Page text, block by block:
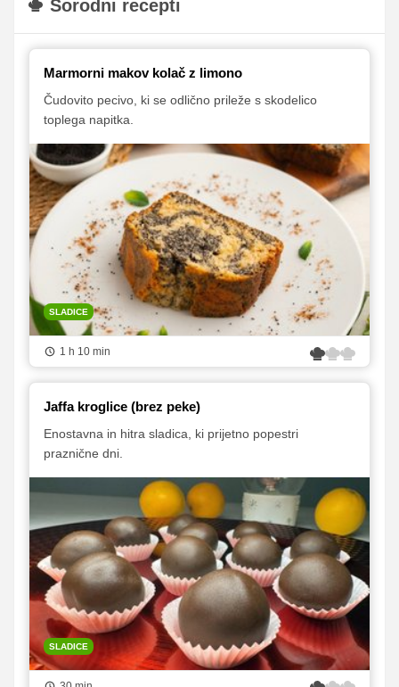
Sorodni recepti
Marmorni makov kolač z limono
Čudovito pecivo, ki se odlično prileže s skodelico
toplega napitka.
SLADICE
1 h 10 min
Jaffa kroglice (brez peke)
Enostavna in hitra sladica, ki prijetno popestri
praznične dni.
SLADICE